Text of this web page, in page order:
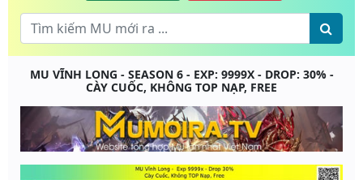
MU VĨNH LONG - SEASON 6 - EXP: 9999X - DROP: 30% -
CÀY CUỐC, KHÔNG TOP NẠP, FREE